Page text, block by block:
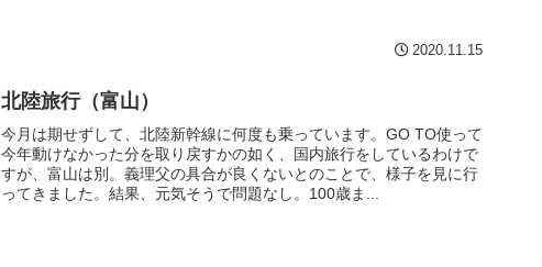
2020.11.15
北陸旅行（富山）
今月は期せずして、北陸新幹線に何度も乗っています。GO TO使って
今年動けなかった分を取り戻すかの如く、国内旅行をしているわけで
すが、富山は別。義理父の具合が良くないとのことで、様子を見に行
ってきました。結果、元気そうで問題なし。100歳ま...